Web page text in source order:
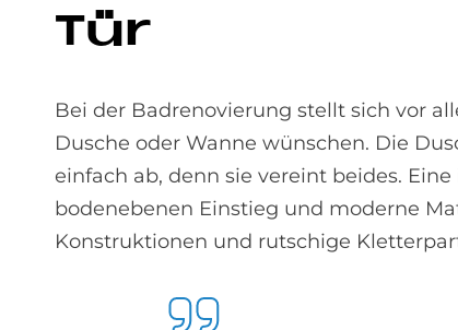
Tür
Bei der Badrenovierung stellt sich vor
Dusche oder Wanne wünschen. Die
einfach ab, denn sie vereint beides.
bodenebenen Einstieg und moderne
Konstruktionen und rutschige